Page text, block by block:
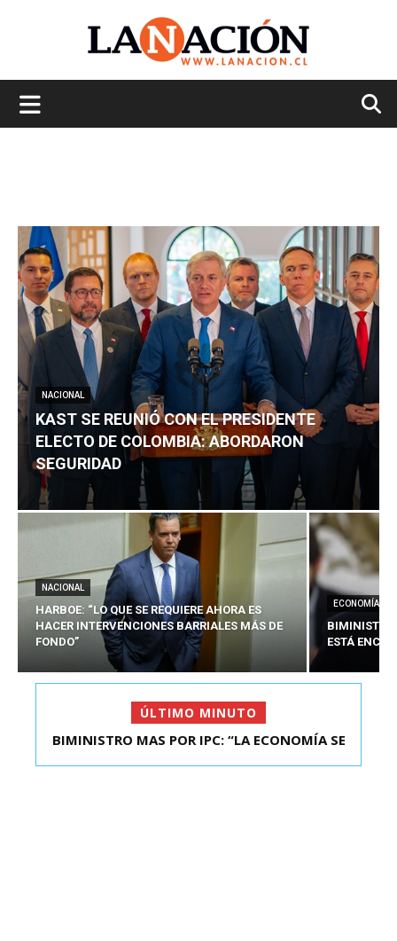
NACIONAL
KAST SE REUNIÓ CON EL PRESIDENTE
ELECTO DE COLOMBIA: ABORDARON
SEGURIDAD
NACIONAL
HARBOE: “LO QUE SE REQUIERE AHORA ES
HACER INTERVENCIONES BARRIALES MÁS DE
FONDO”
ECONOMÍA
BIMINISTRO
ESTÁ
ÚLTIMO MINUTO
KAST SE REUNIÓ CON EL PRESIDENTE ELECTO DE
BIMINISTRO MAS POR IPC: “LA ECONOMÍA SE